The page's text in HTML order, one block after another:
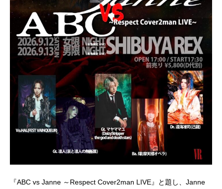
『ABC vs Janne ～Respect Cover2man LIVE』と題し、Janne